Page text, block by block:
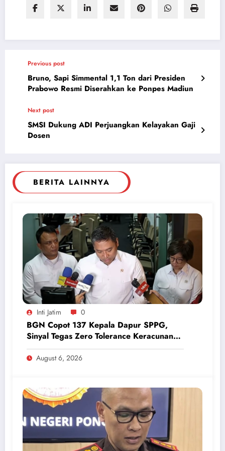
Previous post
Bruno, Sapi Simmental 1,1 Ton dari Presiden
Prabowo Resmi Diserahkan ke Ponpes Madiun
Next post
SMSI Dukung ADI Perjuangkan Kelayakan Gaji
Dosen
BERITA LAINNYA
Inti Jatim 0
BGN Copot 137 Kepala Dapur SPPG,
Sinyal Tegas Zero Tolerance Keracunan
Makanan dan Korupsi
August 6, 2026